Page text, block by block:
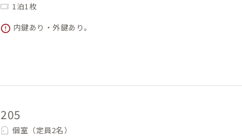
1泊1枚
内鍵あり・外鍵あり。
205
個室（定員2名）